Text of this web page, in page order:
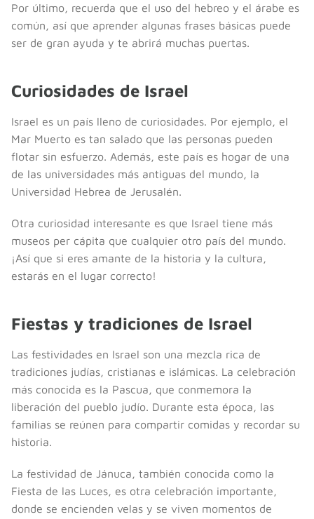
Por último, recuerda que el uso del hebreo y el árabe es
común, así que aprender algunas frases básicas puede
ser de gran ayuda y te abrirá muchas puertas.
Curiosidades de Israel
Israel es un país lleno de curiosidades. Por ejemplo, el
Mar Muerto es tan salado que las personas pueden
flotar sin esfuerzo. Además, este país es hogar de una
de las universidades más antiguas del mundo, la
Universidad Hebrea de Jerusalén.
Otra curiosidad interesante es que Israel tiene más
museos per cápita que cualquier otro país del mundo.
¡Así que si eres amante de la historia y la cultura,
estarás en el lugar correcto!
Fiestas y tradiciones de Israel
Las festividades en Israel son una mezcla rica de
tradiciones judías, cristianas e islámicas. La celebración
más conocida es la Pascua, que conmemora la
liberación del pueblo judío. Durante esta época, las
familias se reúnen para compartir comidas y recordar su
historia.
La festividad de Jánuca, también conocida como la
Fiesta de las Luces, es otra celebración importante,
donde se encienden velas y se viven momentos de